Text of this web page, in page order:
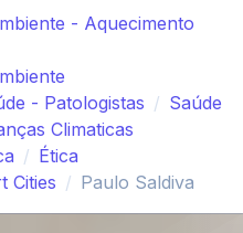
- Aquecimento
- Patologistas
Saúde
Climaticas
Ética
Cities
Paulo Saldiva